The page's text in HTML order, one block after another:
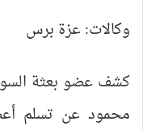
وكالات: عزة برس
كشف عضو بعثة
محمود عن تسلم